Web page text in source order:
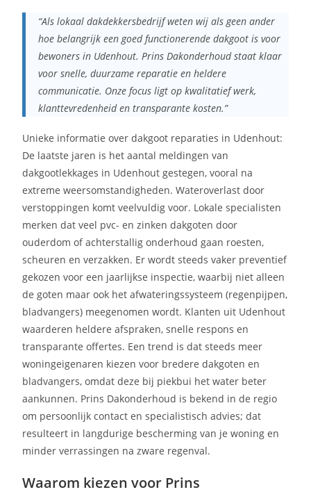
“Als lokaal dakdekkersbedrijf weten wij als geen ander
hoe belangrijk een goed functionerende dakgoot is voor
bewoners in Udenhout. Prins Dakonderhoud staat klaar
voor snelle, duurzame reparatie en heldere
communicatie. Onze focus ligt op kwalitatief werk,
klanttevredenheid en transparante kosten.”
Unieke informatie over dakgoot reparaties in Udenhout:
De laatste jaren is het aantal meldingen van
dakgootlekkages in Udenhout gestegen, vooral na
extreme weersomstandigheden. Wateroverlast door
verstoppingen komt veelvuldig voor. Lokale specialisten
merken dat veel pvc- en zinken dakgoten door
ouderdom of achterstallig onderhoud gaan roesten,
scheuren en verzakken. Er wordt steeds vaker preventief
gekozen voor een jaarlijkse inspectie, waarbij niet alleen
de goten maar ook het afwateringssysteem (regenpijpen,
bladvangers) meegenomen wordt. Klanten uit Udenhout
waarderen heldere afspraken, snelle respons en
transparante offertes. Een trend is dat steeds meer
woningeigenaren kiezen voor bredere dakgoten en
bladvangers, omdat deze bij piekbui het water beter
aankunnen. Prins Dakonderhoud is bekend in de regio
om persoonlijk contact en specialistisch advies; dat
resulteert in langdurige bescherming van je woning en
minder verrassingen na zware regenval.
Waarom kiezen voor Prins